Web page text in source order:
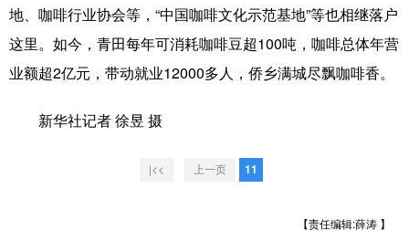
文化产业
地方频道
北京 天津
上海
湖南
地、咖啡行业协会等，“中国咖啡文化示范基地”等也相继落户
这里。如今，青田每年可消耗咖啡豆超100吨，咖啡总体年营
业额超2亿元，带动就业12000多人，侨乡满城尽飘咖啡香。
新华社记者 徐昱 摄
|<< 上一页 11
【责任编辑:薛涛 】